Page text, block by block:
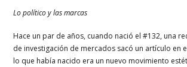
Lo político y las marcas
Hace un par de años, cuando nació el #132, una
de investigación de mercados sacó un artículo en
lo que había nacido era un nuevo movimiento